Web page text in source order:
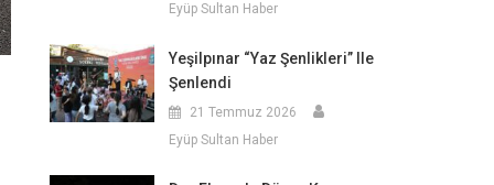
Eyüp Sultan Haber
Yeşilpınar “Yaz Şenlikleri” Ile
Şenlendi
21 Temmuz 2026
Eyüp Sultan Haber